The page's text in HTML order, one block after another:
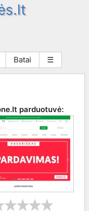
Batai ☰
parduotuvė: